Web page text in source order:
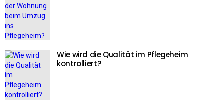
Wie wird die Qualität im Pflegeheim
kontrolliert?